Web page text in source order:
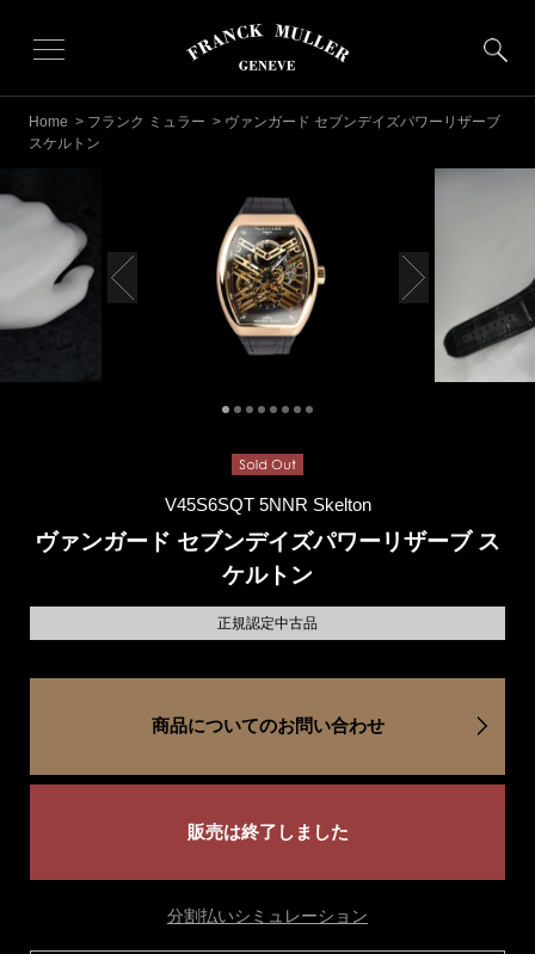
Home > フランク ミュラー > ヴァンガード セブンデイズパワーリザーブ
スケルトン
V45S6SQT 5NNR Skelton
ヴァンガード セブンデイズパワーリザーブ ス
ケルトン
正規認定中古品
商品についてのお問い合わせ
販売は終了しました
分割払いシミュレーション